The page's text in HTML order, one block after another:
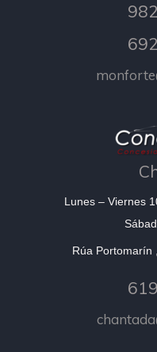
Lunes – Viernes
Rúa Portomarín